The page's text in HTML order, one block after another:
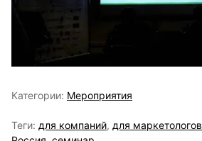
Категории: Мероприятия
Теги: для компаний, для маркетологов